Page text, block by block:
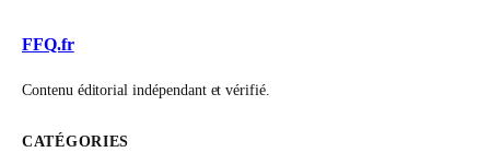
FFQ.fr
Contenu éditorial indépendant et vérifié.
CATÉGORIES